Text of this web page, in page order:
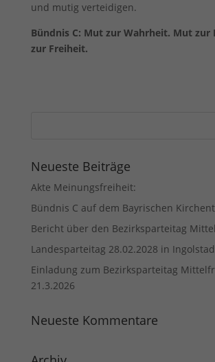
und mutig verteidigen.
Bündnis C: Mut zur Wahrheit. Mut zur
zur Freiheit.
Neueste Beiträge
Akte Meinungsfreiheit:
Bündnis C auf dem Bayrischen
Bericht über den Bezirksparteitag
Landesparteitag 28.02.2028 in
Einladung zum Bezirksparteitag
21.3.2026
Neueste Kommentare